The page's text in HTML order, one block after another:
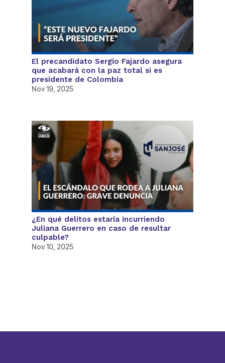
El precandidato Sergio Fajardo asegura
que acabará con la paz total si es
presidente de Colombia
Nov 19, 2025
¿En qué delitos estaría incurriendo
Juliana Guerrero en caso de resultar
culpable?
Nov 10, 2025